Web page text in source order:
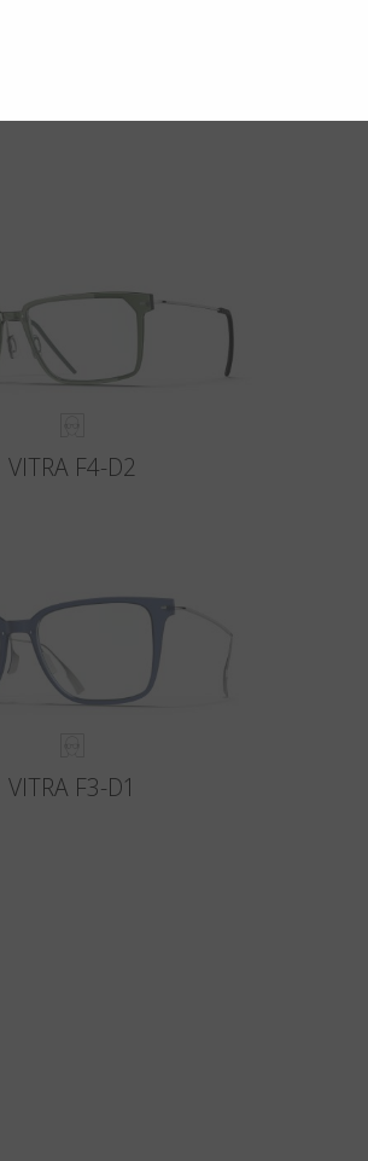
VITRA F4-D2
VITRA F3-D1